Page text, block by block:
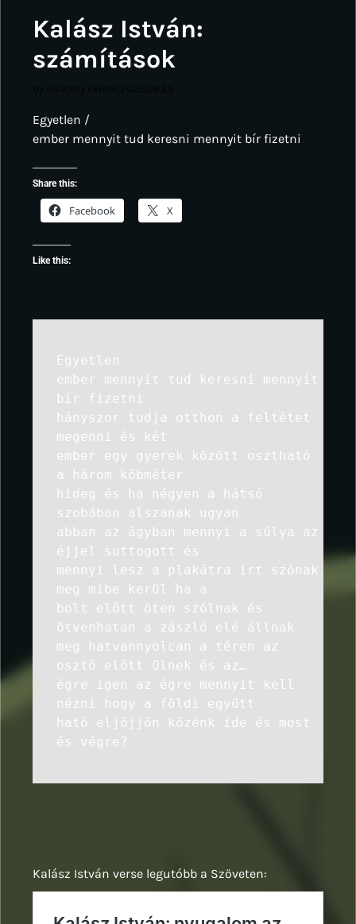
Kalász István:
számítások
Egyetlen /
ember mennyit tud keresni mennyit bír fizetni
Share this:
Facebook X
Like this:
Egyetlen
ember mennyit tud keresni mennyit
bír fizetni
hányszor tudja otthon a feltétet
megenni és két
ember egy gyerek között osztható
a három köbméter
hideg és ha négyen a hátsó
szobában alszanak ugyan
abban az ágyban mennyi a súlya az
éjjel suttogott és
mennyi lesz a plakátra írt szónak
meg mibe kerül ha a
bolt előtt öten szólnak és
ötvenhatan a zászló elé állnak
meg hatvannyolcan a téren az
osztó előtt ülnek és az…
égre igen az égre mennyit kell
nézni hogy a földi együtt
ható eljöjjön közénk ide és most
és végre?
Kalász István verse legutóbb a Szöveten: